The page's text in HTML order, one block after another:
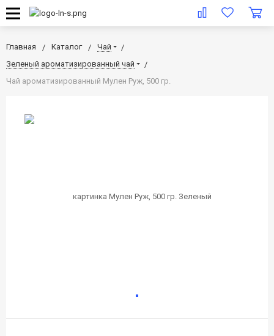
Главная Каталог
Чай
Зеленый ароматизированный чай
Чай ароматизированный Мулен Руж, 500 гр.